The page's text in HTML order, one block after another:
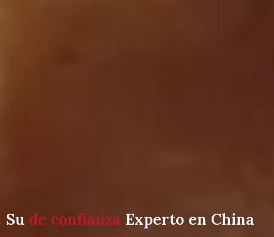
Su de confianza Experto en China